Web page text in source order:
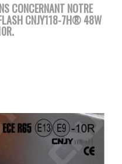
CONCERNANT NOTRE
CNJY118-7H® 48W